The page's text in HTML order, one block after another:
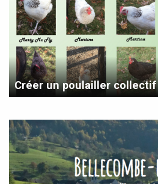
Créer un poulailler collectif